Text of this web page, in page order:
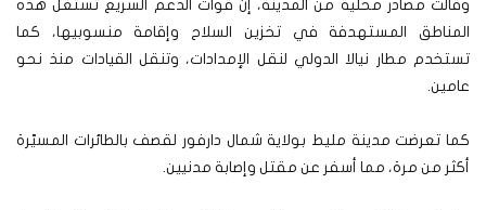
وقالت مصادر محلية من المدينة، إن قوات الدعم السريع تستغل هذه
المناطق المستهدفة في تخزين السلاح وإقامة منسوبيها، كما
تستخدم مطار نيالا الدولي لنقل الإمدادات، وتنقل القيادات منذ نحو
عامين.
كما تعرضت مدينة مليط بولاية شمال دارفور لقصف بالطائرات المسيّرة
أكثر من مرة، مما أسفر عن مقتل وإصابة مدنيين.